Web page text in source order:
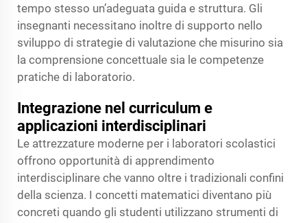
tempo stesso un’adeguata guida e struttura. Gli
insegnanti necessitano inoltre di supporto nello
sviluppo di strategie di valutazione che misurino sia
la comprensione concettuale sia le competenze
pratiche di laboratorio.
Integrazione nel curriculum e
applicazioni interdisciplinari
Le attrezzature moderne per i laboratori scolastici
offrono opportunità di apprendimento
interdisciplinare che vanno oltre i tradizionali confini
della scienza. I concetti matematici diventano più
concreti quando gli studenti utilizzano strumenti di